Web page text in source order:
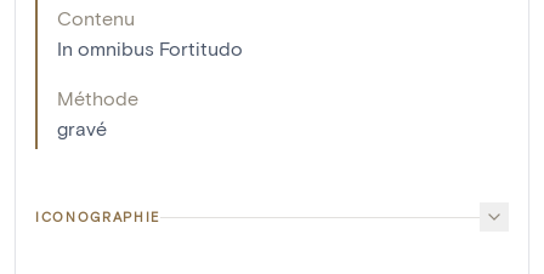
Contenu
In omnibus Fortitudo
Méthode
gravé
ICONOGRAPHIE